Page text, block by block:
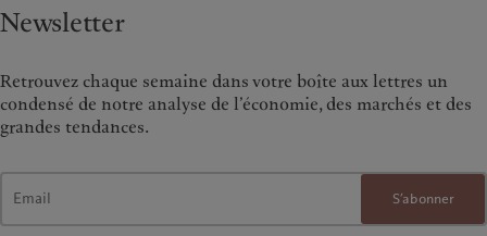
Newsletter
Retrouvez chaque semaine dans votre boîte aux lettres un
condensé de notre analyse de l’économie, des marchés et des
grandes tendances.
S’abonner